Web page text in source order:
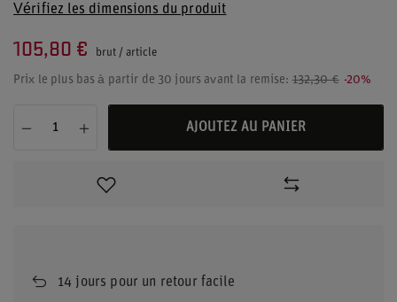
Vérifiez les dimensions du produit
105,80 € brut / article
Prix le plus bas à partir de 30 jours avant la remise: 132,30 € -20%
AJOUTEZ AU PANIER
14 jours pour un retour facile